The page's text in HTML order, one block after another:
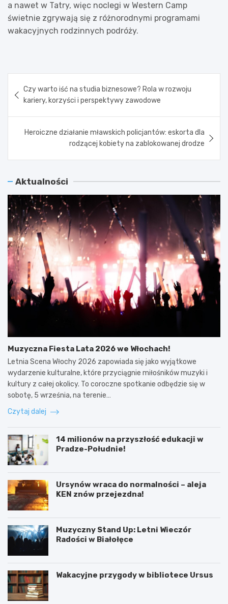
a nawet w Tatry, więc noclegi w Western Camp
świetnie zgrywają się z różnorodnymi programami
wakacyjnych rodzinnych podróży.
wpisu
Czy warto iść na studia biznesowe? Rola w rozwoju
kariery, korzyści i perspektywy zawodowe
Heroiczne działanie mławskich policjantów: eskorta dla
rodzącej kobiety na zablokowanej drodze
Aktualności
Muzyczna Fiesta Lata 2026 we Włochach!
Letnia Scena Włochy 2026 zapowiada się jako wyjątkowe
wydarzenie kulturalne, które przyciągnie miłośników muzyki i
kultury z całej okolicy. To coroczne spotkanie odbędzie się w
sobotę, 5 września, na terenie…
Czytaj dalej
14 milionów na przyszłość edukacji w
Pradze-Południe!
Ursynów wraca do normalności – aleja
KEN znów przejezdna!
Muzyczny Stand Up: Letni Wieczór
Radości w Białołęce
Wakacyjne przygody w bibliotece Ursus